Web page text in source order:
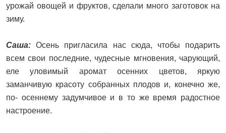
урожай овощей и фруктов, сделали много заготовок на
зиму.
Саша: Осень пригласила нас сюда, чтобы подарить
всем свои последние, чудесные мгновения, чарующий,
еле уловимый аромат осенних цветов, яркую
заманчивую красоту собранных плодов и, конечно же,
по- осеннему задумчивое и в то же время радостное
настроение.